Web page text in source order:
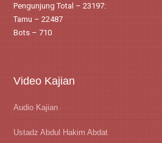
Pengunjung Total – 23197:
Tamu – 22487
Bots – 710
Video Kajian
Audio Kajian
Ustadz Abdul Hakim Abdat